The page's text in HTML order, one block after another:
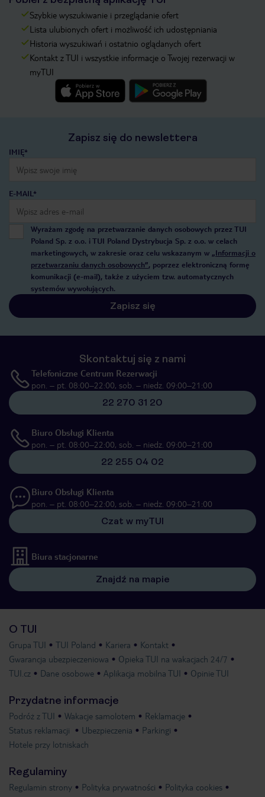
Szybkie wyszukiwanie i przeglądanie ofert
Lista ulubionych ofert i możliwość ich udostępniania
Historia wyszukiwań i ostatnio oglądanych ofert
Kontakt z TUI i wszystkie informacje o Twojej rezerwacji w
myTUI
Zapisz się do newslettera
IMIĘ*
E-MAIL*
Wyrażam zgodę na przetwarzanie danych osobowych przez TUI
Poland Sp. z o.o. i TUI Poland Dystrybucja Sp. z o.o. w celach
marketingowych, w zakresie oraz celu wskazanym w „Informacji o
przetwarzaniu danych osobowych”, poprzez elektroniczną formę
komunikacji (e-mail), także z użyciem tzw. automatycznych
systemów wywołujących.
Zapisz się
Skontaktuj się z nami
Telefoniczne Centrum Rezerwacji
pon. – pt. 08:00–22:00, sob. – niedz. 09:00–21:00
22 270 31 20
Biuro Obsługi Klienta
pon. – pt. 08:00–22:00, sob. – niedz. 09:00–21:00
22 255 04 02
Biuro Obsługi Klienta
pon. – pt. 08:00–22:00, sob. – niedz. 09:00–21:00
Czat w myTUI
Biura stacjonarne
Znajdź na mapie
O TUI
Grupa TUI TUI Poland Kariera
Kontakt
Gwarancja ubezpieczeniowa
Opieka TUI na wakacjach 24/7
TUI.cz
Dane osobowe Aplikacja mobilna TUI Opinie TUI
Przydatne informacje
Podróż z TUI Wakacje samolotem
Reklamacje
Status reklamacji
Ubezpieczenia
Parkingi
Hotele przy lotniskach
Regulaminy
Regulamin strony Polityka prywatności
Polityka cookies